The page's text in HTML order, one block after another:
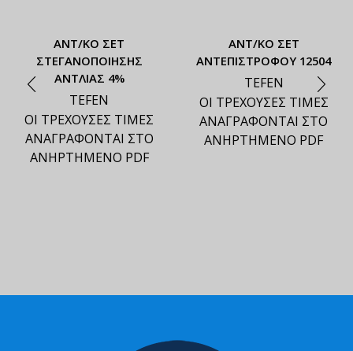
ΑΝΤ/ΚΟ ΣΕΤ
ΣΤΕΓΑΝΟΠΟΙΗΣΗΣ
ΑΝΤΛΙΑΣ 4%
TEFEN
ΟΙ ΤΡΕΧΟΥΣΕΣ ΤΙΜΕΣ
ΑΝΑΓΡΑΦΟΝΤΑΙ ΣΤΟ
ΑΝΗΡΤΗΜΕΝΟ PDF
ΑΝΤ/ΚΟ ΣΕΤ
ΑΝΤΕΠΙΣΤΡΟΦΟΥ 12504
TEFEN
ΟΙ ΤΡΕΧΟΥΣΕΣ ΤΙΜΕΣ
ΑΝΑΓΡΑΦΟΝΤΑΙ ΣΤΟ
ΑΝΗΡΤΗΜΕΝΟ PDF